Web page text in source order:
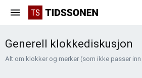
Generell klokkediskusjon
Alt om klokker og merker (som ikke passer